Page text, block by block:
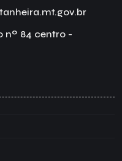
nº 84 centro -